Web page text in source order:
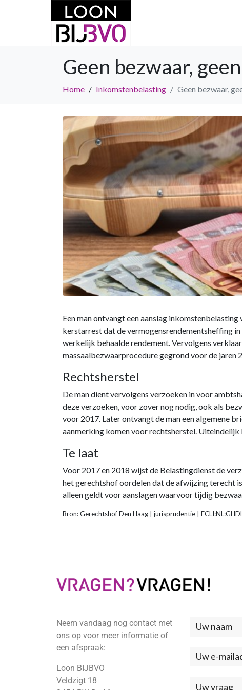
Geen bezwaar,
Home Inkomstenbelasting Geen bezwaar,
Een man ontvangt een aanslag
kerstarrest dat de vermogensrendementsheffing
werkelijk behaalde rendement. Vervolgens
massaalbezwaarprocedure gegrond voor de jaren
Rechtsherstel
De man dient vervolgens verzoeken in voor
deze verzoeken, voor zover nog nodig, ook als
voor 2017. Later ontvangt de man een algemene
aanmerking komen voor rechtsherstel.
Te laat
Voor 2017 en 2018 wijst de Belastingdienst de
het gerechtshof oordelen dat de afwijzing terecht
alleen geldt voor aanslagen waarvoor tijdig
Bron: Gerechtshof Den Haag | jurisprudentie |
Neem vandaag nog contact met
ons op voor meer informatie of
een afspraak:
Loon BIJBVO
Veldzigt 18
Neem
met
ons